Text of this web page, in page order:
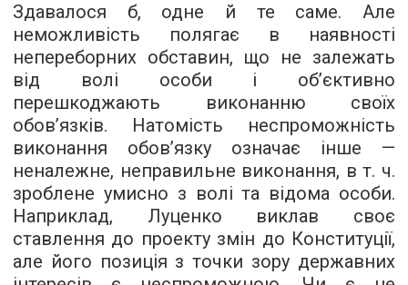
Здавалося б, одне й те саме. Але
неможливість полягає в наявності
непереборних обставин, що не залежать
від волі особи і об’єктивно
перешкоджають виконанню своїх
обов’язків. Натомість неспроможність
виконання обов’язку означає інше —
неналежне, неправильне виконання, в т. ч.
зроблене умисно з волі та відома особи.
Наприклад, Луценко виклав своє
ставлення до проекту змін до Конституції,
але його позиція з точки зору державних